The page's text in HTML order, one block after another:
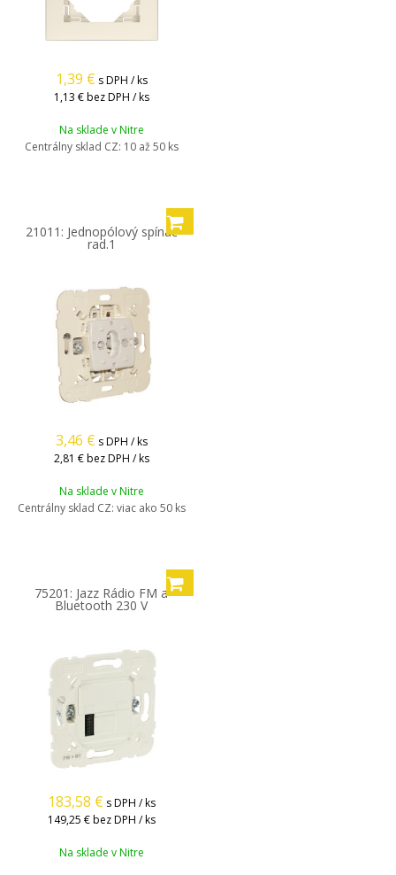
1,39 € s DPH / ks
1,13 € bez DPH / ks
Na sklade v Nitre
Centrálny sklad CZ: 10 až 50 ks
21011: Jednopólový spínač
rad.1
3,46 € s DPH / ks
2,81 € bez DPH / ks
Na sklade v Nitre
Centrálny sklad CZ: viac ako 50 ks
75201: Jazz Rádio FM a
Bluetooth 230 V
183,58 € s DPH / ks
149,25 € bez DPH / ks
Na sklade v Nitre